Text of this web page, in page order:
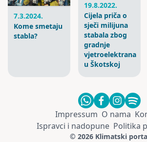
7.3.2024.
Kome smetaju
stabla?
19.8.2022.
Cijela priča o
sječi milijuna
stabala zbog
gradnje
vjetroelektrana
u Škotskoj
Impressum O nama
Ispravci i nadopune Politika
© 2026 Klimatski